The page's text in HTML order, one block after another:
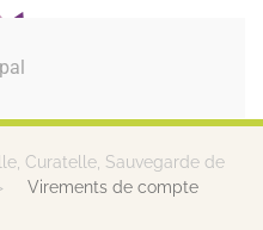
Curatelle, Sauvegarde de
Virements de compte